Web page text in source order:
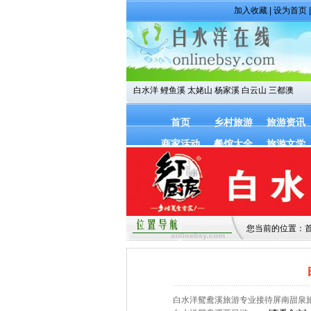
加入收藏 设为首页
白水洋 鲤鱼溪 太姥山 杨家溪 白云山 三都澳
首页 乡村旅游
旅游资讯
商家活动
餐馆大全 旅游文学
您当前的位置：
白水洋鸳鸯溪旅游专业接待屏南甜